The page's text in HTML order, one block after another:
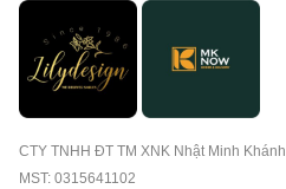
CTY TNHH ĐT TM XNK Nhật Minh Khánh
MST: 0315641102